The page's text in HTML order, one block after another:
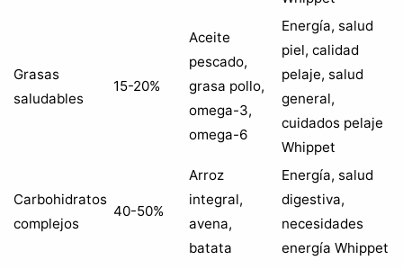
Grasas
saludables
15-20%
Aceite
pescado,
grasa pollo,
omega-3,
omega-6
Energía, salud
piel, calidad
pelaje, salud
general,
cuidados pelaje
Whippet
Carbohidratos
complejos
40-50%
Arroz
integral,
avena,
batata
Energía, salud
digestiva,
necesidades
energía Whippet